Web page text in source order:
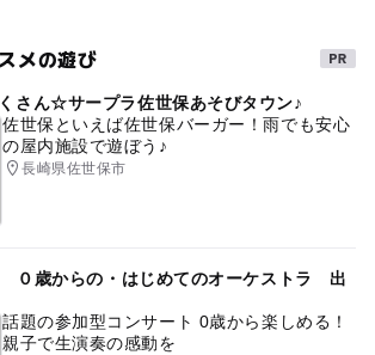
メの遊び
さん☆サープラ佐世保あそびタウン♪
佐世保といえば佐世保バーガー！雨でも安心
の屋内施設で遊ぼう♪
長崎県佐世保市
０歳からの・はじめてのオーケストラ 出
話題の参加型コンサート 0歳から楽しめる！
親子で生演奏の感動を